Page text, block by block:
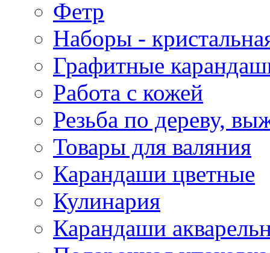
Фетр
Наборы -
Графитные
Работа с кожей
Резьба по дереву,
Товары для валяния
Карандаши цветные
Кулинария
Карандаши